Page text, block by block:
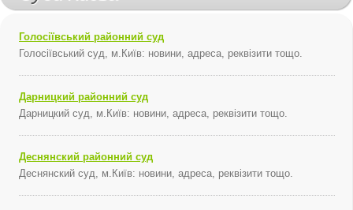
Голосіївський районний суд
Голосіївський суд, м.Київ: новини, адреса, реквізити тощо.
Дарницкий районний суд
Дарницкий суд, м.Київ: новини, адреса, реквізити тощо.
Деснянский районний суд
Деснянский суд, м.Київ: новини, адреса, реквізити тощо.